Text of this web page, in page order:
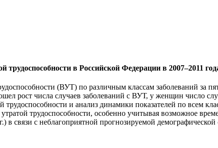
трудоспособности в Российской Федерации в 2007–2011
(ВУТ) по различным классам заболеваний
рост числа случаев заболеваний с ВУТ, у женщин число
трудоспособности и анализ динамики показателей по всем
трудоспособности, особенно учитывая возможное
в связи с неблагоприятной прогнозируемой демографической